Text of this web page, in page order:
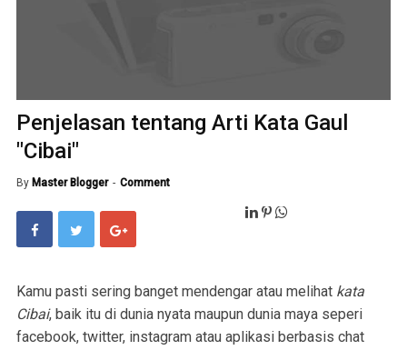
Penjelasan tentang Arti Kata Gaul
"Cibai"
By Master Blogger Comment
Kamu pasti sering banget mendengar atau melihat kata
Cibai, baik itu di dunia nyata maupun dunia maya seperi
facebook, twitter, instagram atau aplikasi berbasis chat